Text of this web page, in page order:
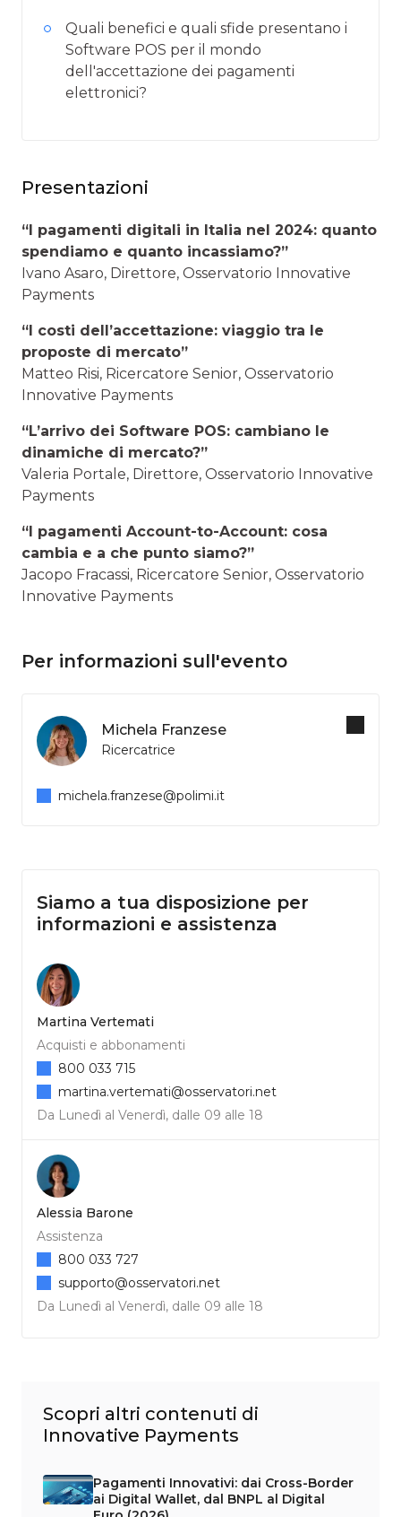
Quali benefici e quali sfide presentano i
Software POS per il mondo
dell'accettazione dei pagamenti
elettronici?
Presentazioni
“I pagamenti digitali in Italia nel 2024: quanto
spendiamo e quanto incassiamo?”
Ivano Asaro, Direttore, Osservatorio Innovative
Payments
“I costi dell’accettazione: viaggio tra le
proposte di mercato”
Matteo Risi, Ricercatore Senior, Osservatorio
Innovative Payments
“L’arrivo dei Software POS: cambiano le
dinamiche di mercato?”
Valeria Portale, Direttore, Osservatorio Innovative
Payments
“I pagamenti Account-to-Account: cosa
cambia e a che punto siamo?”
Jacopo Fracassi, Ricercatore Senior, Osservatorio
Innovative Payments
Per informazioni sull'evento
Michela Franzese
Ricercatrice
michela.franzese@polimi.it
Siamo a tua disposizione per
informazioni e assistenza
Martina Vertemati
Acquisti e abbonamenti
Da Lunedì al Venerdì, dalle 09 alle 18
800 033 715
martina.vertemati@osservatori.net
Alessia Barone
Assistenza
Da Lunedì al Venerdì, dalle 09 alle 18
800 033 727
supporto@osservatori.net
Scopri altri contenuti di
Innovative Payments
Pagamenti Innovativi: dai Cross-Border
ai Digital Wallet, dal BNPL al Digital